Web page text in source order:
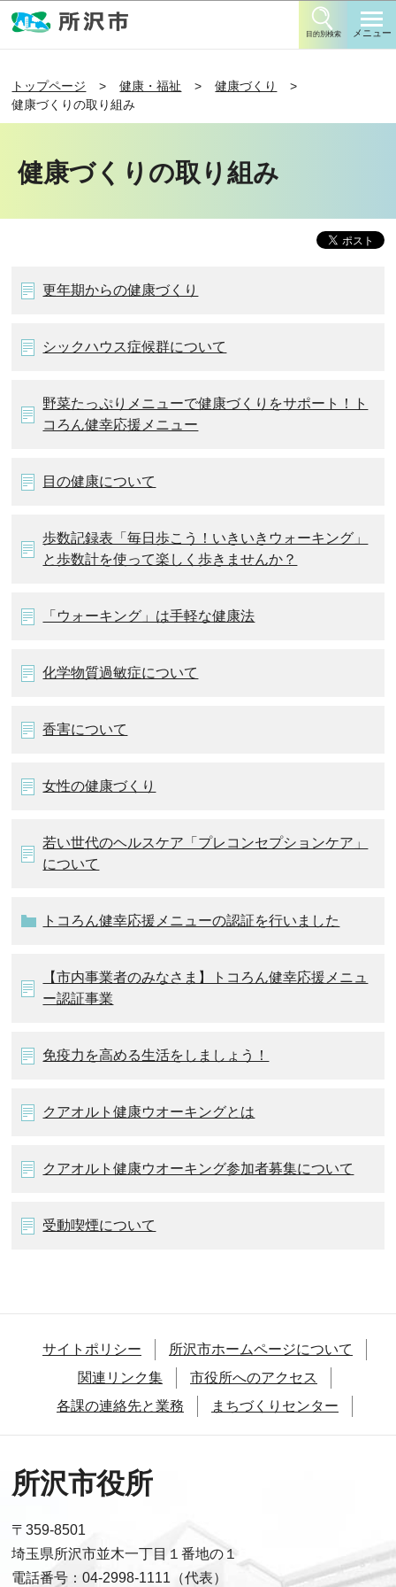
目的別検索 メニュー
トップページ 健康・福祉
健康づくり
健康づくりの取り組み
健康づくりの取り組み
更年期からの健康づくり
シックハウス症候群について
野菜たっぷりメニューで健康づくりをサポート！ト
コろん健幸応援メニュー
目の健康について
歩数記録表「毎日歩こう！いきいきウォーキング」
と歩数計を使って楽しく歩きませんか？
「ウォーキング」は手軽な健康法
化学物質過敏症について
香害について
女性の健康づくり
若い世代のヘルスケア「プレコンセプションケア」
について
トコろん健幸応援メニューの認証を行いました
【市内事業者のみなさま】トコろん健幸応援メニュ
ー認証事業
免疫力を高める生活をしましょう！
クアオルト健康ウオーキングとは
クアオルト健康ウオーキング参加者募集について
受動喫煙について
サイトポリシー
所沢市ホームページについて
関連リンク集
市役所へのアクセス
各課の連絡先と業務
まちづくりセンター
所沢市役所
〒359-8501
埼玉県所沢市並木一丁目１番地の１
電話番号：04-2998-1111（代表）